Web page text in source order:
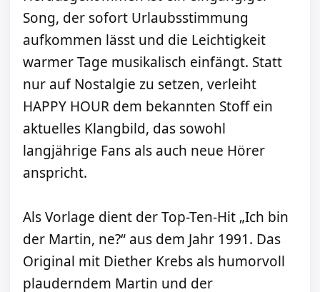
Song, der sofort Urlaubsstimmung
aufkommen lässt und die Leichtigkeit
warmer Tage musikalisch einfängt. Statt
nur auf Nostalgie zu setzen, verleiht
HAPPY HOUR dem bekannten Stoff ein
aktuelles Klangbild, das sowohl
langjährige Fans als auch neue Hörer
anspricht.
Als Vorlage dient der Top-Ten-Hit „Ich bin
der Martin, ne?“ aus dem Jahr 1991. Das
Original mit Diether Krebs als humorvoll
plauderndem Martin und der